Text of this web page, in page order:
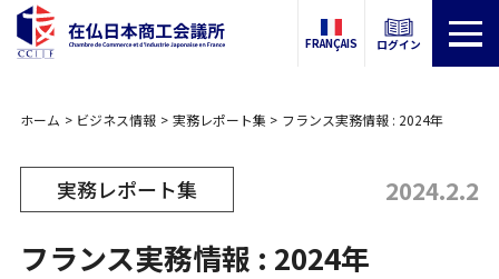
FRANÇAIS ログイン
ホーム ビジネス情報 実務レポート集 フランス実務情報 : 2024年
実務レポート集 2024.2.2
フランス実務情報 : 2024年